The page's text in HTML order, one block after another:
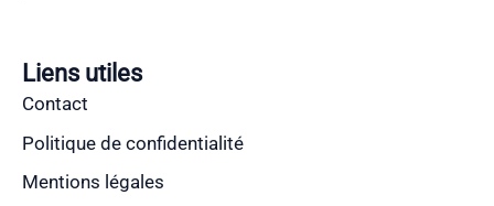
Liens utiles
Contact
Politique de confidentialité
Mentions légales